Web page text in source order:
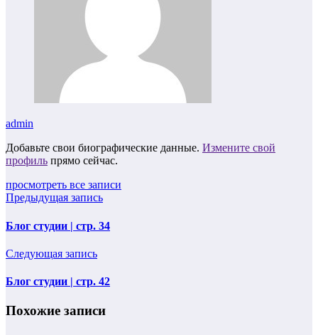
admin
Добавьте свои биографические данные. Измените свой
профиль прямо сейчас.
просмотреть все записи
Предыдущая запись
Блог студии | стр. 34
Следующая запись
Блог студии | стр. 42
Похожие записи